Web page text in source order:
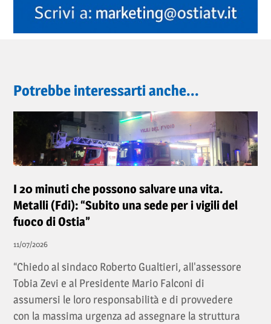
Potrebbe interessarti anche...
I 20 minuti che possono salvare una vita.
Metalli (Fdi): “Subito una sede per i vigili del
fuoco di Ostia”
11/07/2026
“Chiedo al sindaco Roberto Gualtieri, all'assessore
Tobia Zevi e al Presidente Mario Falconi di
assumersi le loro responsabilità e di provvedere
con la massima urgenza ad assegnare la struttura